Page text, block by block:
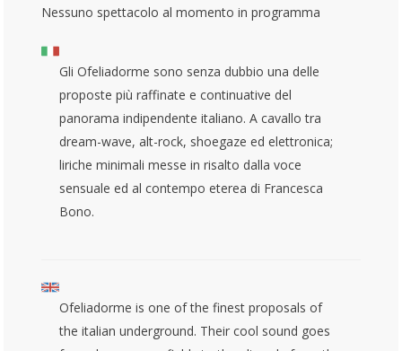
Nessuno spettacolo al momento in programma
Gli Ofeliadorme sono senza dubbio una delle
proposte più raffinate e continuative del
panorama indipendente italiano. A cavallo tra
dream-wave, alt-rock, shoegaze ed elettronica;
liriche minimali messe in risalto dalla voce
sensuale ed al contempo eterea di Francesca
Bono.
Ofeliadorme is one of the finest proposals of
the italian underground. Their cool sound goes